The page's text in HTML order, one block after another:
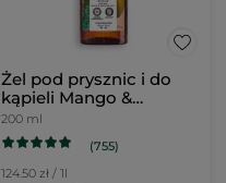
Żel pod prysznic i do
kąpieli Mango &
Kolendra 200 ml
200 ml
(755)
124.50 zł / 1l